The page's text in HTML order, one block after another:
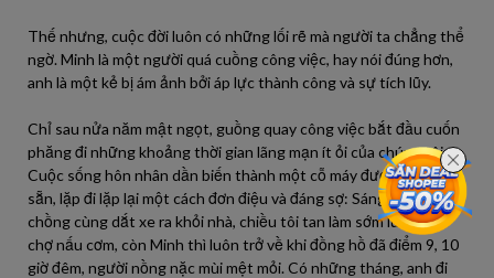
Thế nhưng, cuộc đời luôn có những lối rẽ mà người ta chẳng thể
ngờ. Minh là một người quá cuồng công việc, hay nói đúng hơn,
anh là một kẻ bị ám ảnh bởi áp lực thành công và sự tích lũy.
Chỉ sau nửa năm mật ngọt, guồng quay công việc bắt đầu cuốn
phăng đi những khoảng thời gian lãng mạn ít ỏi của chúng tôi.
Cuộc sống hôn nhân dần biến thành một cỗ máy được lập trình
sẵn, lặp đi lặp lại một cách đơn điệu và đáng sợ: Sáng hai vợ
chồng cùng dắt xe ra khỏi nhà, chiều tôi tan làm sớm lủi thủi đi
chợ nấu cơm, còn Minh thì luôn trở về khi đồng hồ đã điểm 9, 10
giờ đêm, người nồng nặc mùi mệt mỏi. Có những tháng, anh đi